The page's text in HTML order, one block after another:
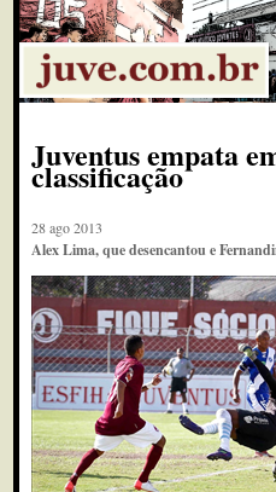
Juventus empata
classificação
28 ago 2013
Alex Lima, que desencantou e